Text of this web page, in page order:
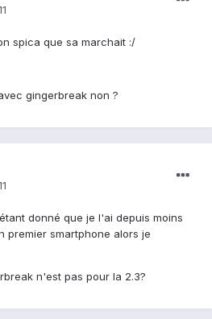
spica que sa marchait :/
gingerbreak non ?
donné que je l'ai depuis moins
premier smartphone alors je
n'est pas pour la 2.3?